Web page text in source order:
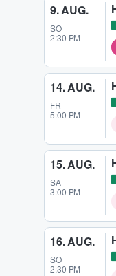
9. AUG.
SO
2:30 PM
14. AUG.
FR
5:00 PM
15. AUG.
SA
3:00 PM
16. AUG.
SO
2:30 PM